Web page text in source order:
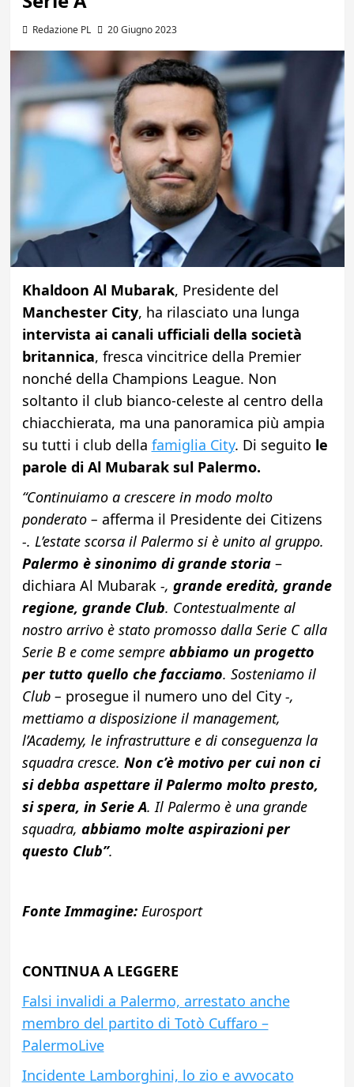
Redazione PL 20 Giugno 2023
Khaldoon Al Mubarak, Presidente del
Manchester City, ha rilasciato una lunga
intervista ai canali ufficiali della società
britannica, fresca vincitrice della Premier
nonché della Champions League. Non
soltanto il club bianco-celeste al centro della
chiacchierata, ma una panoramica più ampia
su tutti i club della famiglia City. Di seguito le
parole di Al Mubarak sul Palermo.
“Continuiamo a crescere in modo molto
ponderato – afferma il Presidente dei Citizens
-. L’estate scorsa il Palermo si è unito al gruppo.
Palermo è sinonimo di grande storia –
dichiara Al Mubarak-, grande eredità, grande
regione, grande Club. Contestualmente al
nostro arrivo è stato promosso dalla Serie C alla
Serie B e come sempre abbiamo un progetto
per tutto quello che facciamo. Sosteniamo il
Club – prosegue il numero uno del City-,
mettiamo a disposizione il management,
l’Academy, le infrastrutture e di conseguenza la
squadra cresce. Non c’è motivo per cui non ci
si debba aspettare il Palermo molto presto,
si spera, in Serie A. Il Palermo è una grande
squadra, abbiamo molte aspirazioni per
questo Club”.
Fonte Immagine:Eurosport
CONTINUA A LEGGERE
Falsi invalidi a Palermo, arrestato anche
membro del partito di Totò Cuffaro –
PalermoLive
Incidente Lamborghini, lo zio e avvocato